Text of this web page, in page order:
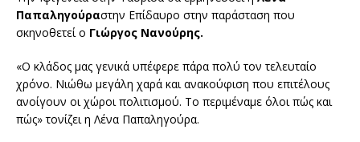
Παπαληγούραστην Επίδαυρο στην παράσταση που
σκηνοθετεί ο Γιώργος Νανούρης.
«Ο κλάδος μας γενικά υπέφερε πάρα πολύ τον τελευταίο
χρόνο. Νιώθω μεγάλη χαρά και ανακούφιση που επιτέλους
ανοίγουν οι χώροι πολιτισμού. Το περιμέναμε όλοι πώς και
πώς» τονίζει η Λένα Παπαληγούρα.